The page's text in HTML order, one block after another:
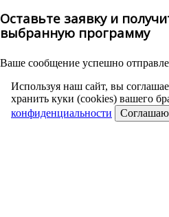
Оставьте заявку и
выбранную программу
Ваше сообщение успешно
Используя наш сайт, вы
хранить куки (cookies) вашего
конфиденциальности